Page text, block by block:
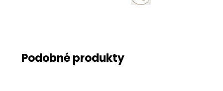
Podobné produkty